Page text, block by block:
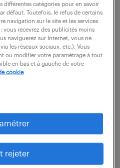
analyser et qualifier les
ou retours
qualité (f/h)
différentes catégories pour en savoir
défaut. Toutefois, le refus de certains
navigation sur le site et les services
vous recevrez des publicités moins
naviguerez sur Internet, vous ne
les réseaux sociaux, etc.). Vous
ou modifier votre paramétrage à tout
en bas et à gauche de votre
cookie
rejeter